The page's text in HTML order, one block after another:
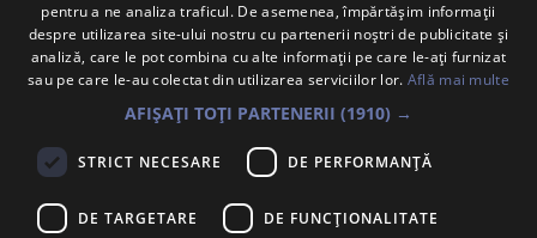
Te anunțăm când avem oferte noi și promoții la mărcile
tale preferate.
Sunt de acord ca datele cu caracter personal furnizate să fie
colectate pentru a putea fi contactat în vederea solicitării trimise.
Declar că am citit și sunt de acord cu
pentru a ne analiza traficul. De asemenea, împărtășim informații
despre utilizarea site-ului nostru cu partenerii noștri de publicitate și
analiză, care le pot combina cu alte informații pe care le-ați furnizat
sau pe care le-au colectat din utilizarea serviciilor lor. Află mai multe
AFIȘAȚI TOȚI PARTENERII (1910) →
STRICT NECESARE DE PERFORMANȚĂ
DE TARGETARE DE FUNCŢIONALITATE